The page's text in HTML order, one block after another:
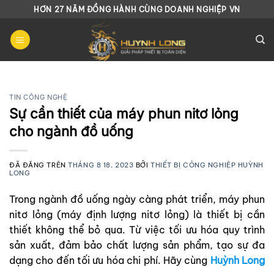
Chuyển
nội
dung
HƠN 27 NĂM ĐỒNG HÀNH CÙNG DOANH NGHIỆP VN
TIN CÔNG NGHỆ
Sự cần thiết của máy phun nitơ lỏng
cho ngành đồ uống
ĐÃ ĐĂNG TRÊNTHÁNG 8 18, 2023 BỞITHIẾT BỊ CÔNG NGHIỆP HUỲNH
LONG
Trong ngành đồ uống ngày càng phát triển, máy phun
nitơ lỏng (máy định lượng nitơ lỏng) là thiết bị cần
thiết không thể bỏ qua. Từ việc tối ưu hóa quy trình
sản xuất, đảm bảo chất lượng sản phẩm, tạo sự đa
dạng cho đến tối ưu hóa chi phí. Hãy cùng Huỳnh Long